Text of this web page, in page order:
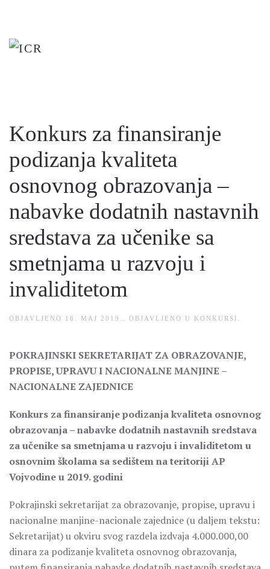
to
Konkurs za finansiranje
podizanja kvaliteta
osnovnog obrazovanja –
nabavke dodatnih nastavnih
sredstava za učenike sa
smetnjama u razvoju i
invaliditetom
OBJAVLJENO 16. MAJ 2019. . OBJAVLJENO U KONKURSI
POKRAJINSKI SEKRETARIJAT ZA OBRAZOVANJE,
PROPISE, UPRAVU I NACIONALNE MANJINE –
NACIONALNE ZAJEDNICE
Konkurs za finansiranje podizanja kvaliteta osnovnog
obrazovanja – nabavke dodatnih nastavnih sredstava
za učenike sa smetnjama u razvoju i invaliditetom u
osnovnim školama sa sedištem na teritoriji AP
Vojvodine u 2019. godini
Pokrajinski sekretarijat za obrazovanje, propise, upravu i
nacionalne manjine-nacionale zajednice (u daljem tekstu:
Sekretarijat) u okviru svog razdela izdvaja 4.000.000,00
dinara za podizanje kvaliteta osnovnog obrazovanja,